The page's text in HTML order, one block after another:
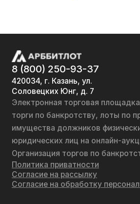
8 (800) 250-93-37
420034, г. Казань, ул.
Соловецких Юнг, д. 7
Электронная торговая
торги по банкротству, лоты по
имущества должников
юридических лиц на онлайн-
Организация торгов по
Политика приватности
Согласие на рассылку
Согласие на обработку